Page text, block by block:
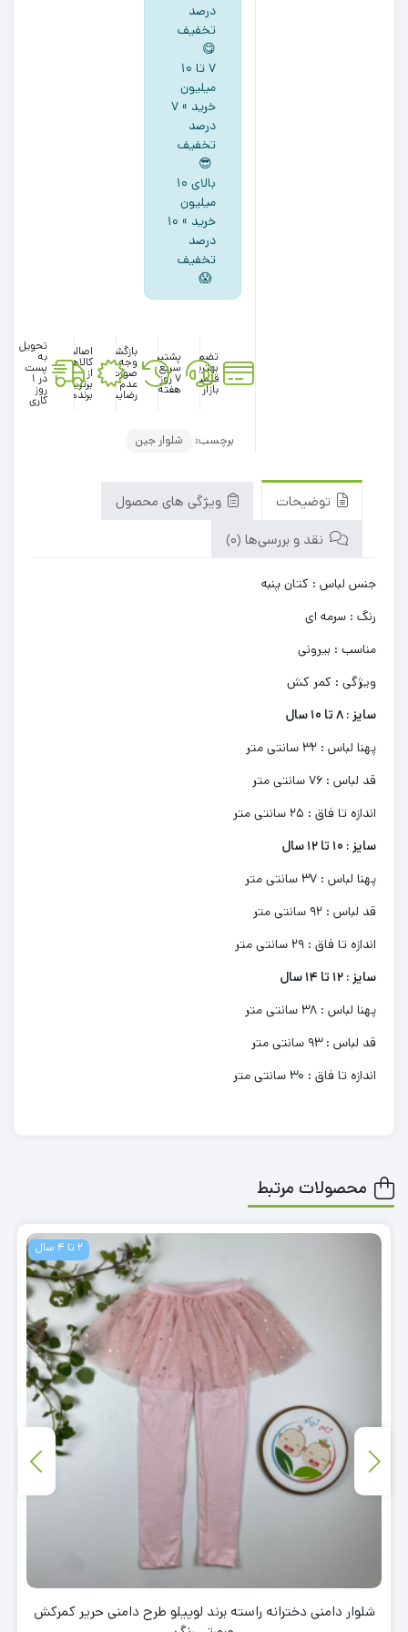
درصد
تخفیف
😋
۷ تا ۱۰
میلیون
خرید » ۷
درصد
تخفیف
😎
بالای ۱۰
میلیون
خرید » ۱۰
درصد
تخفیف
😱
تضمین
بهترین
قیمت
بازار
پشتیبانی
سریع در
۷ روز
هفته
بازگشت
وجه در
صورت
عدم
رضایت
اصالت
کالاها
از
برترین
برندها
تحویل
به
پست
در 1
روز
کاری
برچسب: شلوار جین
توضیحات
ویژگی های محصول
نقد و بررسی‌ها (0)
جنس لباس : کتان پنبه
رنگ : سرمه ای
مناسب : بیرونی
ویژگی : کمر کش
سایز : 8 تا 10 سال
پهنا لباس : 32 سانتی متر
قد لباس : 76 سانتی متر
اندازه تا فاق : 25 سانتی متر
سایز : 10 تا 12 سال
پهنا لباس : 37 سانتی متر
قد لباس : 92 سانتی متر
اندازه تا فاق : 29 سانتی متر
سایز : 12 تا 14 سال
پهنا لباس : 38 سانتی متر
قد لباس : 93 سانتی متر
اندازه تا فاق : 30 سانتی متر
محصولات مرتبط
2 تا 4 سال
شلوار دامنی دخترانه راسته برند لوپیلو طرح دامنی حریر کمرکش